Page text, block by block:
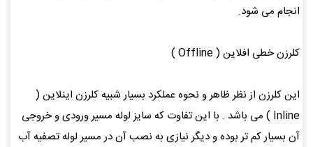
انجام می شود.
کلرزن خطی افلاین ( Offline )
این کلرزن از نظر ظاهر و نحوه عملکرد بسیار شبیه کلرزن اینلاین (
Inline ) می باشد . با این تفاوت که سایز لوله مسیر ورودی و خروجی
آن بسیار کم تر بوده و دیگر نیازی به نصب آن در مسیر لوله تصفیه آب